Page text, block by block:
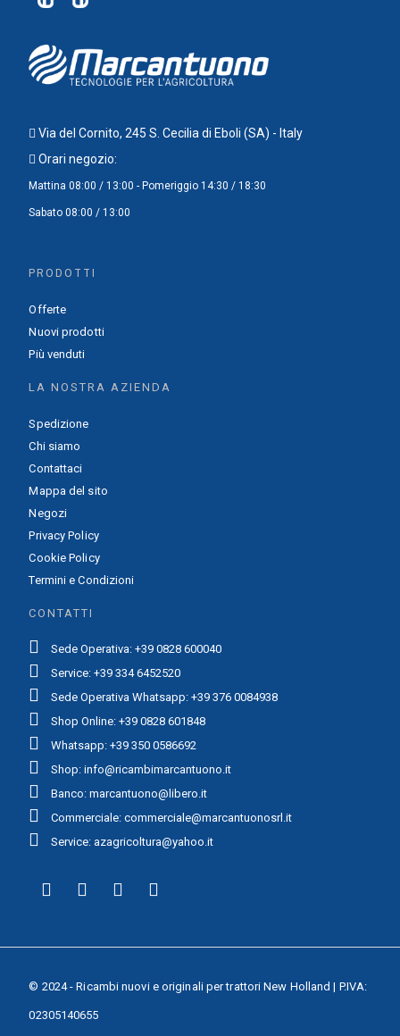
Via del Cornito, 245 S. Cecilia di Eboli (SA) - Italy
Orari negozio:
Mattina 08:00 / 13:00 - Pomeriggio 14:30 / 18:30
Sabato 08:00 / 13:00
PRODOTTI
Offerte
Nuovi prodotti
Più venduti
LA NOSTRA AZIENDA
Spedizione
Chi siamo
Contattaci
Mappa del sito
Negozi
Privacy Policy
Cookie Policy
Termini e Condizioni
CONTATTI
Sede Operativa: +39 0828 600040
Service: +39 334 6452520
Sede Operativa Whatsapp: +39 376 0084938
Shop Online: +39 0828 601848
Whatsapp: +39 350 0586692
Shop: info@ricambimarcantuono.it
Banco: marcantuono@libero.it
Commerciale: commerciale@marcantuonosrl.it
Service: azagricoltura@yahoo.it
© 2024 - Ricambi nuovi e originali per trattori New Holland | P.IVA:
02305140655